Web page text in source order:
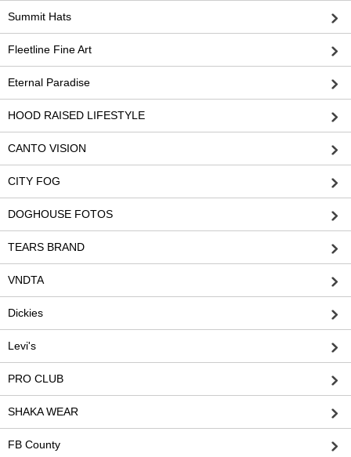
Summit Hats
Fleetline Fine Art
Eternal Paradise
HOOD RAISED LIFESTYLE
CANTO VISION
CITY FOG
DOGHOUSE FOTOS
TEARS BRAND
VNDTA
Dickies
Levi's
PRO CLUB
SHAKA WEAR
FB County